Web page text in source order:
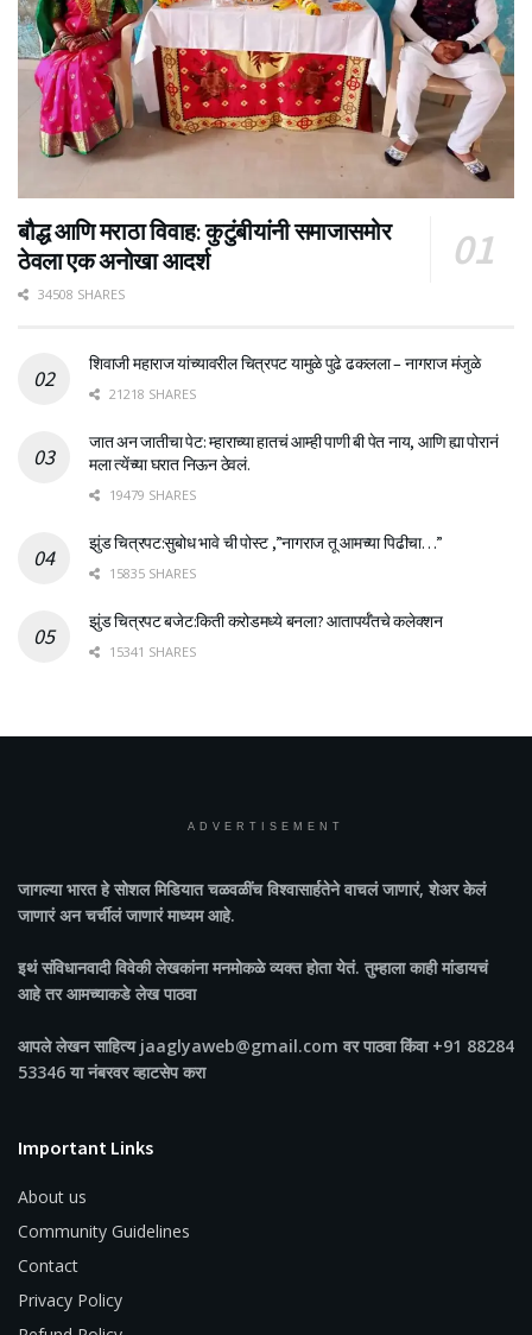
बौद्ध आणि मराठा विवाह: कुटुंबीयांनी समाजासमोर
ठेवला एक अनोखा आदर्श
34508 SHARES
शिवाजी महाराज यांच्यावरील चित्रपट यामुळे पुढे ढकलला – नागराज मंजुळे
21218 SHARES
जात अन जातीचा पेट: म्हाराच्या हातचं आम्ही पाणी बी पेत नाय, आणि ह्या पोरानं
मला त्येंच्या घरात निऊन ठेवलं.
19479 SHARES
झुंड चित्रपट:सुबोध भावे ची पोस्ट ,”नागराज तू आमच्या पिढीचा…”
15835 SHARES
झुंड चित्रपट बजेट:किती करोडमध्ये बनला? आतापर्यँतचे कलेक्शन
15341 SHARES
ADVERTISEMENT
जागल्या भारतहे सोशल मिडियात चळवळींच विश्वासार्हतेने वाचलं जाणारं, शेअर केलं
जाणारं अन चर्चीलं जाणारं माध्यम आहे.
इथं संविधानवादी विवेकी लेखकांना मनमोकळे व्यक्त होता येतं. तुम्हाला काही मांडायचं
आहे तर आमच्याकडे लेख पाठवा
आपले लेखन साहित्य jaaglyaweb@gmail.com वर पाठवा किंवा +91 88284
53346 या नंबरवर व्हाटसेप करा
Important Links
About us
Community Guidelines
Contact
Privacy Policy